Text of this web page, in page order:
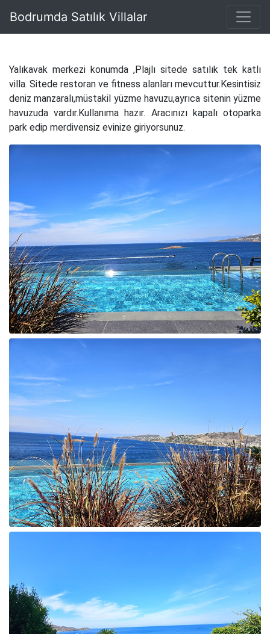
Bodrumda Satılık Villalar
Yalıkavak merkezi konumda ,Plajlı sitede satılık tek katlı
villa. Sitede restoran ve fitness alanları mevcuttur.Kesintisiz
deniz manzaralı,müstakil yüzme havuzu,ayrıca sitenin yüzme
havuzuda vardır.Kullanıma hazır. Aracınızı kapalı otoparka
park edip merdivensiz evinize giriyorsunuz.